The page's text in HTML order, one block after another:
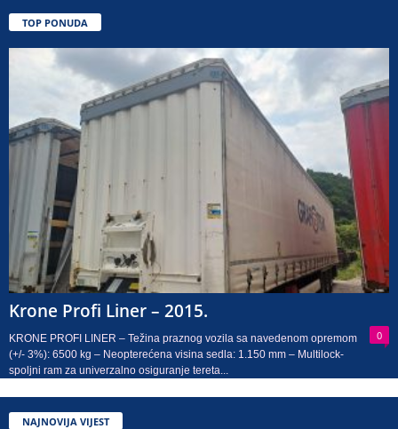
TOP PONUDA
Krone Profi Liner – 2015.
0
KRONE PROFI LINER – Težina praznog vozila sa navedenom opremom
(+/- 3%): 6500 kg – Neopterećena visina sedla: 1.150 mm – Multilock-
spoljni ram za univerzalno osiguranje tereta...
NAJNOVIJA VIJEST